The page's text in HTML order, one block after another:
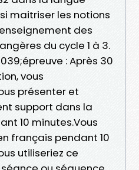
maitriser les notions
des
du cycle 1 à 3.
: Après 30
vous
présenter et
support dans la
10 minutes.Vous
français pendant 10
utiliseriez ce